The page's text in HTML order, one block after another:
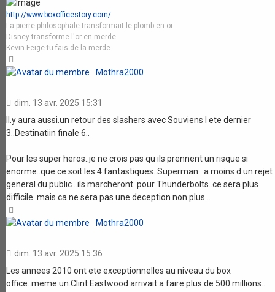
http://www.boxofficestory.com/
La pierre philosophale transformait le plomb en or.
Disney transforme l'or en merde.
Kevin Feige tu fais de la merde.
Mothra2000
dim. 13 avr. 2025 15:31
Il.y aura aussi.un retour des slashers avec Souviens l ete dernier
3..Destinatiin finale 6..
Pour les super heros..je ne crois pas qu ils prennent un risque si
enorme..que ce soit les 4 fantastiques..Superman.. a moins d un rejet
general.du public ..ils marcheront..pour Thunderbolts..ce sera plus
difficile..mais ca ne sera pas une deception non plus...
Mothra2000
dim. 13 avr. 2025 15:36
Les annees 2010 ont ete exceptionnelles au niveau du box
office..meme un.Clint Eastwood arrivait a faire plus de 500 millions...